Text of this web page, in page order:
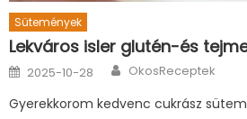
Sütemények
Lekváros isler glutén-és
Posted
on
2025-10-28 Author
OkosReceptek
Gyerekkorom kedvenc cukrász